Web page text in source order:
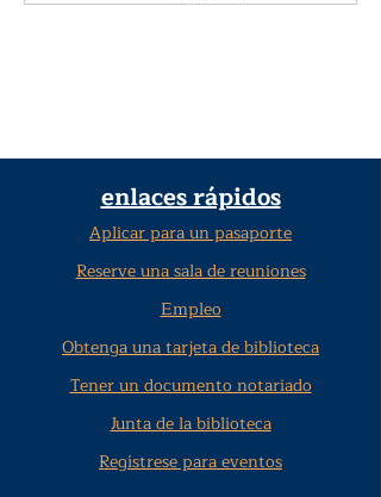
enlaces rápidos
Aplicar para un pasaporte
Reserve una sala de reuniones
Empleo
Obtenga una tarjeta de biblioteca
Tener un documento notariado
Junta de la biblioteca
Regístrese para eventos